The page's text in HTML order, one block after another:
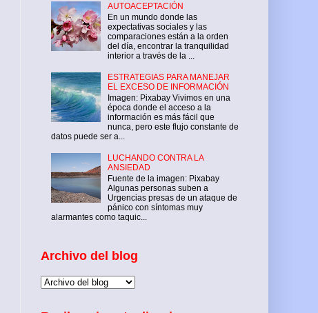
AUTOACEPTACIÓN
En un mundo donde las
expectativas sociales y las
comparaciones están a la orden
del día, encontrar la tranquilidad
interior a través de la ...
ESTRATEGIAS PARA MANEJAR
EL EXCESO DE INFORMACIÓN
Imagen: Pixabay Vivimos en una
época donde el acceso a la
información es más fácil que
nunca, pero este flujo constante de
datos puede ser a...
LUCHANDO CONTRA LA
ANSIEDAD
Fuente de la imagen: Pixabay
Algunas personas suben a
Urgencias presas de un ataque de
pánico con síntomas muy
alarmantes como taquic...
Archivo del blog